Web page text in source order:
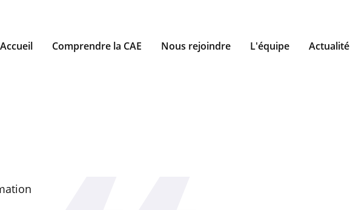
Accueil Comprendre la CAE Nous rejoindre L'équipe Actualité